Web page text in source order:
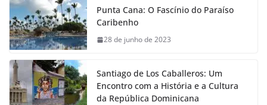
Punta Cana: O Fascínio do Paraíso
Caribenho
28 de junho de 2023
Santiago de Los Caballeros: Um
Encontro com a História e a Cultura
da República Dominicana